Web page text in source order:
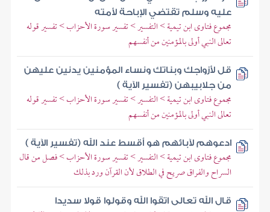
عليه وسلم تقتضي الإباحة لأمته
مجموع فتاوى ابن تيمية > التفسير > تفسير سورة الأحزاب > تفسير قوله
تعالى النبي أولى بالمؤمنين من أنفسهم
قل لأزواجك وبناتك ونساء المؤمنين يدنين عليهن
من جلابيبهن (تفسير الآية )
مجموع فتاوى ابن تيمية > التفسير > تفسير سورة الأحزاب > تفسير قوله
تعالى النبي أولى بالمؤمنين من أنفسهم
ادعوهم لآبائهم هو أقسط عند الله (تفسير الآية )
مجموع فتاوى ابن تيمية > التفسير > تفسير سورة الأحزاب > فصل من قال
السراح والفراق صريح في الطلاق لأن القرآن ورد بذلك
قال الله تعالى اتقوا الله وقولوا قولا سديدا